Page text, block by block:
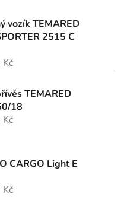
vozík TEMARED
2515 C
TEMARED
18
CARGO Light E